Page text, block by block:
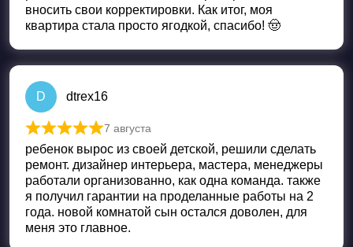
вносить свои корректировки. Как итог, моя
квартира стала просто ягодкой, спасибо! 🤠
D dtrex16
Оценка 5из 5
7 августа
ребенок вырос из своей детской, решили сделать
ремонт. дизайнер интерьера, мастера, менеджеры
работали организованно, как одна команда. также
я получил гарантии на проделанные работы на 2
года. новой комнатой сын остался доволен, для
меня это главное.